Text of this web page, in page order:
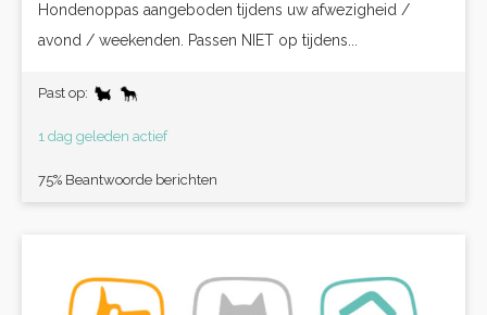
Hondenoppas aangeboden tijdens uw afwezigheid /
avond / weekenden. Passen NIET op tijdens...
Past op:
1 dag geleden actief
75% Beantwoorde berichten